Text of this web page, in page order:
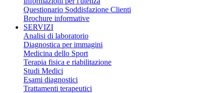
Questionario Soddisfazione Clienti
Brochure informative
SERVIZI
Analisi di laboratorio
Diagnostica per immagini
Medicina dello Sport
Terapia fisica e riabilitazione
Studi Medici
Esami diagnostici
Trattamenti terapeutici